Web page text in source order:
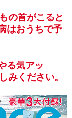
の首がこると
はおうちで予
る気アッ
みください。